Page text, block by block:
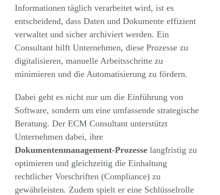
Informationen täglich verarbeitet wird, ist es
entscheidend, dass Daten und Dokumente effizient
verwaltet und sicher archiviert werden. Ein
Consultant hilft Unternehmen, diese Prozesse zu
digitalisieren, manuelle Arbeitsschritte zu
minimieren und die Automatisierung zu fördern.
Dabei geht es nicht nur um die Einführung von
Software, sondern um eine umfassende strategische
Beratung. Der ECM Consultant unterstützt
Unternehmen dabei, ihre
Dokumentenmanagement-Prozesselangfristig zu
optimieren und gleichzeitig die Einhaltung
rechtlicher Vorschriften (Compliance) zu
gewährleisten. Zudem spielt er eine Schlüsselrolle